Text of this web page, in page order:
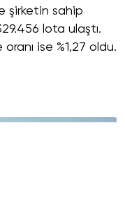
şirketin sahip
lota ulaştı.
ise %1,27 oldu.